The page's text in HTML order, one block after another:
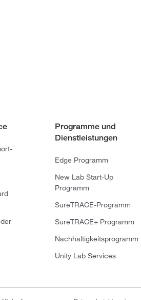
Programme und
Dienstleistungen
Edge Programm
New Lab Start-Up
Programm
SureTRACE-Programm
SureTRACE+ Programm
Nachhaltigkeitsprogramm
Unity Lab Services